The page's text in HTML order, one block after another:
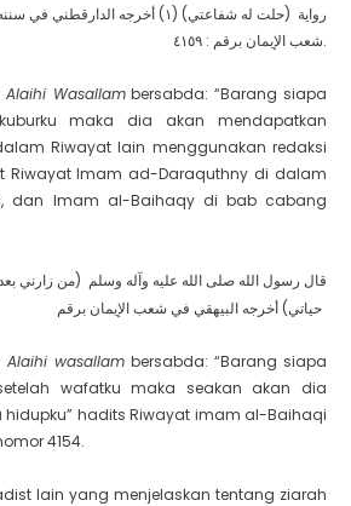
شعب الإيمان برقم : ٤١٥٩.
Wasallambersabda: “Barang siapa
maka dia akan mendapatkan
Riwayat lain menggunakan redaksi
Riwayat Imam ad-Daraquthny di dalam
dan Imam al-Baihaqy di bab cabang
قال رسول الله صلى الله عليه وآله وسلم (من زارني
حياتي) أخرجه البيهقي في شعب الإيمان برقم
Alaihi wasallam bersabda: “Barang siapa
wafatku maka seakan akan dia
hadits Riwayat imam al-Baihaqi
4154.
lain yang menjelaskan tentang ziarah